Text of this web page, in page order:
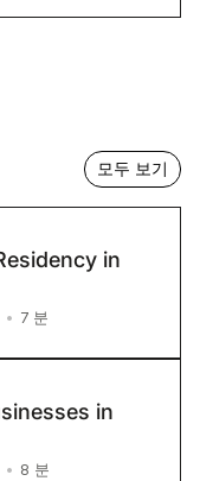
모두 보기
in
• 7 분
in
• 8 분